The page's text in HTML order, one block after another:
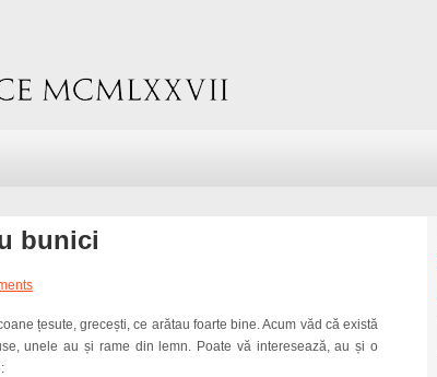
bunici
țesute, grecești, ce arătau foarte bine. Acum văd că există
unele au și rame din lemn. Poate vă interesează, au și o